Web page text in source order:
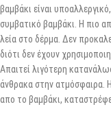
βαμβάκι είναι
συμβατικό βαμβάκι. Η πιο
λεία στο δέρμα. Δεν
διότι δεν έχουν
Απαιτεί λιγότερη
άνθρακα στην
απο το βαμβάκι,